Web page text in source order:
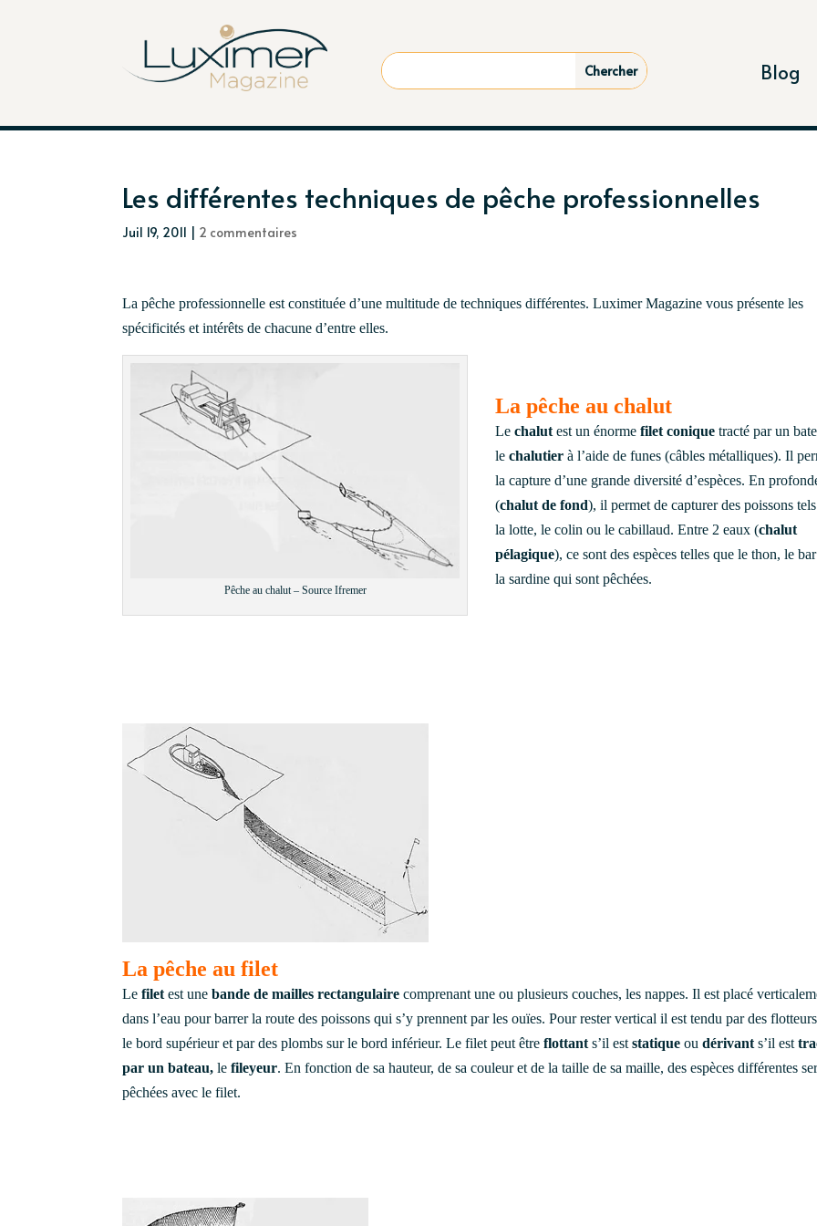
Blog
Les différentes techniques de pêche professionnelles
Juil 19, 2011 | 2 commentaires
La pêche professionnelle est constituée d’une multitude de techniques différentes. Luximer Magazine vous présente les
spécificités et intérêts de chacune d’entre elles.
Pêche au chalut – Source Ifremer
La pêche au chalut
Lechalut est un énormefilet coniquetracté par un
lechalutier à l’aide de funes (câbles métalliques). Il
la capture d’une grande diversité d’espèces. En
(chalut de fond), il permet de capturer des poissons
la lotte, le colin ou le cabillaud. Entre 2 eaux (chalut
pélagique), ce sont des espèces telles que le thon, le
la sardine qui sont pêchées.
La pêche au filet
Lefilet est unebande de mailles rectangulaire comprenant une ou plusieurs couches, les nappes. Il est placé
dans l’eau pour barrer la route des poissons qui s’y prennent par les ouïes. Pour rester vertical il est tendu par des
le bord supérieur et par des plombs sur le bord inférieur. Le filet peut être flottants’il eststatiqueoudérivant s’il est
par un bateau, lefileyeur. En fonction de sa hauteur, de sa couleur et de la taille de sa maille, des espèces différentes
pêchées avec le filet.